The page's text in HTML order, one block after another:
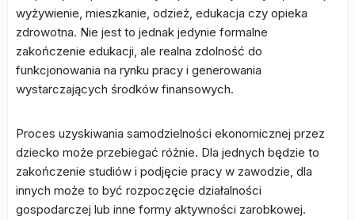
wyżywienie, mieszkanie, odzież, edukacja czy opieka
zdrowotna. Nie jest to jednak jedynie formalne
zakończenie edukacji, ale realna zdolność do
funkcjonowania na rynku pracy i generowania
wystarczających środków finansowych.
Proces uzyskiwania samodzielności ekonomicznej przez
dziecko może przebiegać różnie. Dla jednych będzie to
zakończenie studiów i podjęcie pracy w zawodzie, dla
innych może to być rozpoczęcie działalności
gospodarczej lub inne formy aktywności zarobkowej.